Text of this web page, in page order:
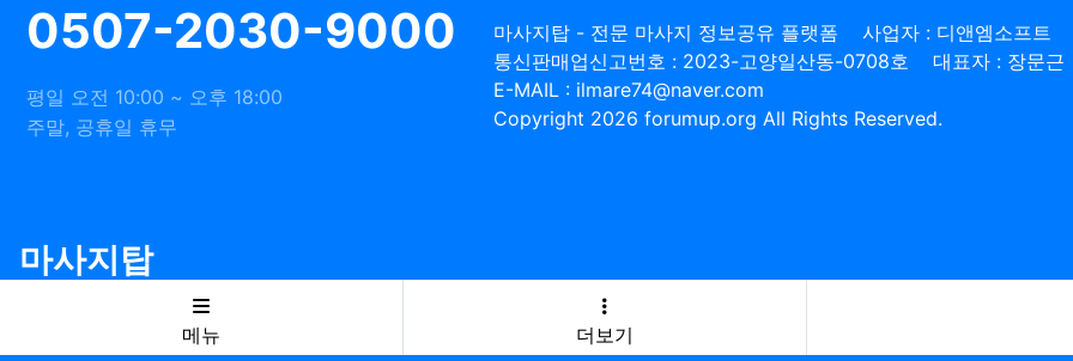
0507-2030-9000
평일 오전 10:00 ~ 오후 18:00
주말, 공휴일 휴무
마사지탑 - 전문 마사지 정보공유 플랫폼
사업자 : 디앤엠소프트
통신판매업신고번호 : 2023-고양일산동-0708호
대표자 : 장문근
E-MAIL : ilmare74@naver.com
Copyright 2026 forumup.org All Rights Reserved.
마사지탑
메뉴
더보기